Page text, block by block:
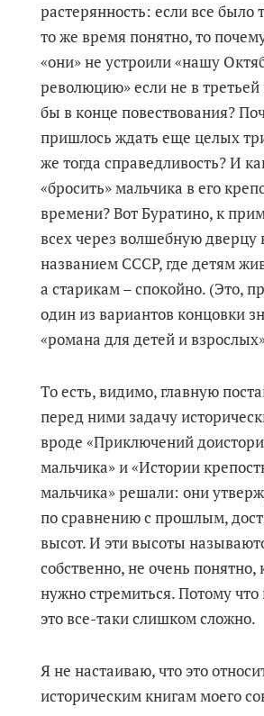
растерянность: если все было
то же время понятно, то
«они» не устроили «нашу
революцию» если не в третьей
бы в конце повествования?
пришлось ждать еще целых
же тогда справедливость? И
«бросить» мальчика в его
времени? Вот Буратино, к
всех через волшебную дверцу
названием СССР, где детям
а старикам – спокойно. (Это,
один из вариантов концовки
«романа для детей и
То есть, видимо, главную
перед ними задачу
вроде «Приключений
мальчика» и «Истории
мальчика» решали: они
по сравнению с прошлым,
высот. И эти высоты
собственно, не очень
нужно стремиться. Потому
это все-таки слишком сложно.
Я не настаиваю, что это
историческим книгам моего